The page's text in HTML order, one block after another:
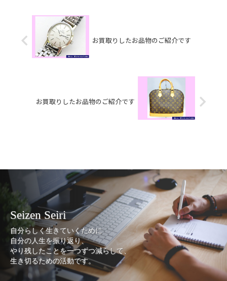
お買取りしたお品物のご紹介です
お買取りしたお品物のご紹介です
Seizen Seiri
自分らしく生きていくために
自分の人生を振り返り、
やり残したことを一つずつ減らして、
生き切るための活動です。